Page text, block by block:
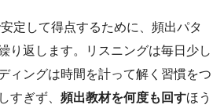
定して得点するために、頻出パタ
り返します。リスニングは毎日少し
ィングは時間を計って解く習慣をつ
すぎず、 頻出教材を何度も回すほう